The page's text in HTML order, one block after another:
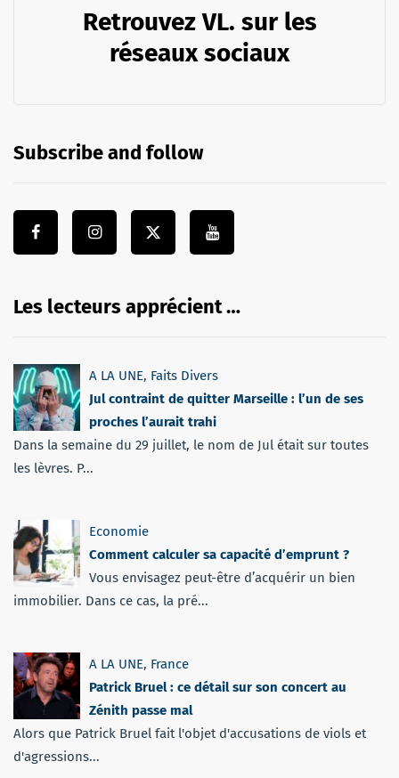
Retrouvez VL. sur les
réseaux sociaux
Subscribe and follow
Les lecteurs apprécient …
A LA UNE, Faits Divers
Jul contraint de quitter Marseille : l’un de ses
proches l’aurait trahi
Dans la semaine du 29 juillet, le nom de Jul était sur toutes
les lèvres. P...
Economie
Comment calculer sa capacité d’emprunt ?
Vous envisagez peut-être d’acquérir un bien
immobilier. Dans ce cas, la pré...
A LA UNE, France
Patrick Bruel : ce détail sur son concert au
Zénith passe mal
Alors que Patrick Bruel fait l'objet d'accusations de viols et
d'agressions...